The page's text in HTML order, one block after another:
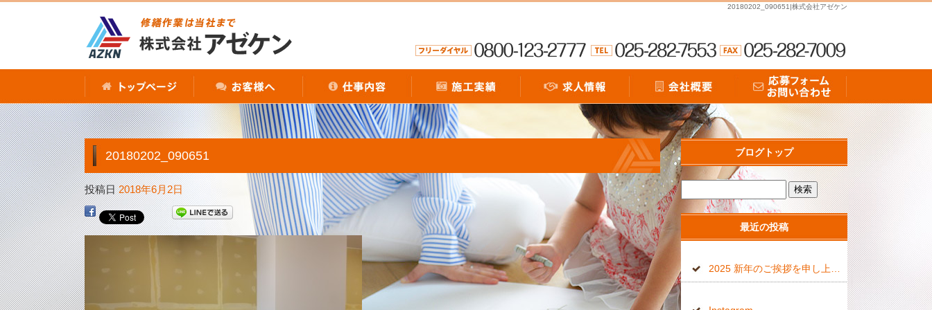
20180202_090651|株式会社アゼケン
20180202_090651
投稿日 2018年6月2日
ブログトップ
最近の投稿